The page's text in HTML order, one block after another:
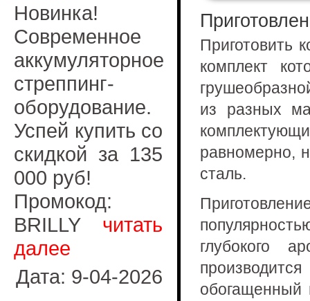
Новинка!
Современное
аккумуляторное
стреппинг-
оборудование.
Успей купить со
скидкой за 135
000 руб!
Промокод:
BRILLY читать
далее
Дата: 9-04-2026
Приготовить
комплект
из разных
равномерно,
сталь.
глубокого
обогащенный